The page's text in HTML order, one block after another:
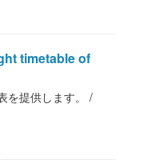
timetable of
を提供します。 /